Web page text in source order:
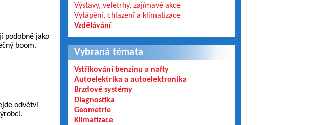
podobně jako
boom.
odvětví
Výstavy, veletrhy, zajímavé akce
Vytápění, chlazení a klimatizace
Vzdělávání
Vybraná témata
Vstřikování benzínu a nafty
Autoelektrika a autoelektronika
Brzdové systémy
Diagnostika
Geometrie
Klimatizace